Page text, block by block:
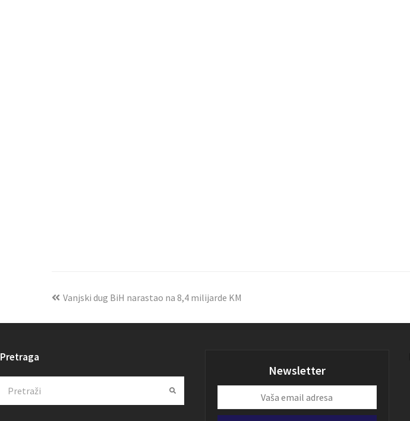
Vanjski dug BiH narastao na 8,4 milijarde KM
Pretraga
Submit
Newsletter
email